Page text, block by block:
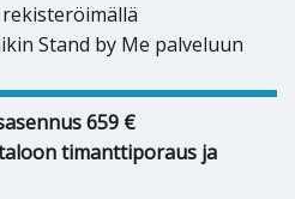
Stand by Me palveluun
659 €
timanttiporaus ja